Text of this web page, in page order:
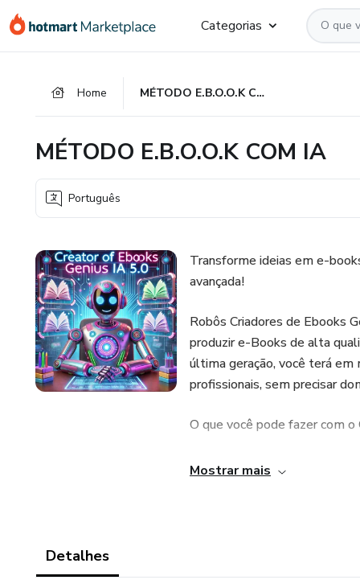
para
para
para
Categorias
Home MÉTODO E.B.O.O.K COM IA
MÉTODO E.B.O.O.K COM IA
Português
Transforme ideias em e-
avançada!
Robôs Criadores de Ebooks
produzir e-Books de alta
última geração, você terá em
profissionais, sem precisar
O que você pode fazer com o
• Automatização Completa:
Mostrar mais
Detalhes